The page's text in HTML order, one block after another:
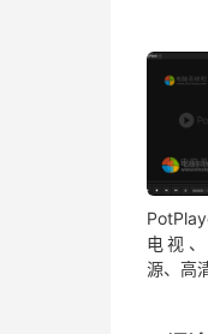
电视
源、高